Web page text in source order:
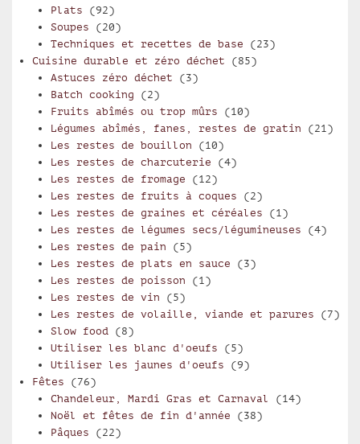
Plats (92)
Soupes (20)
Techniques et recettes de base (23)
Cuisine durable et zéro déchet (85)
Astuces zéro déchet (3)
Batch cooking (2)
Fruits abîmés ou trop mûrs (10)
Légumes abîmés, fanes, restes de gratin (21)
Les restes de bouillon (10)
Les restes de charcuterie (4)
Les restes de fromage (12)
Les restes de fruits à coques (2)
Les restes de graines et céréales (1)
Les restes de légumes secs/légumineuses (4)
Les restes de pain (5)
Les restes de plats en sauce (3)
Les restes de poisson (1)
Les restes de vin (5)
Les restes de volaille, viande et parures (7)
Slow food (8)
Utiliser les blanc d'oeufs (5)
Utiliser les jaunes d'oeufs (9)
Fêtes (76)
Chandeleur, Mardi Gras et Carnaval (14)
Noël et fêtes de fin d'année (38)
Pâques (22)